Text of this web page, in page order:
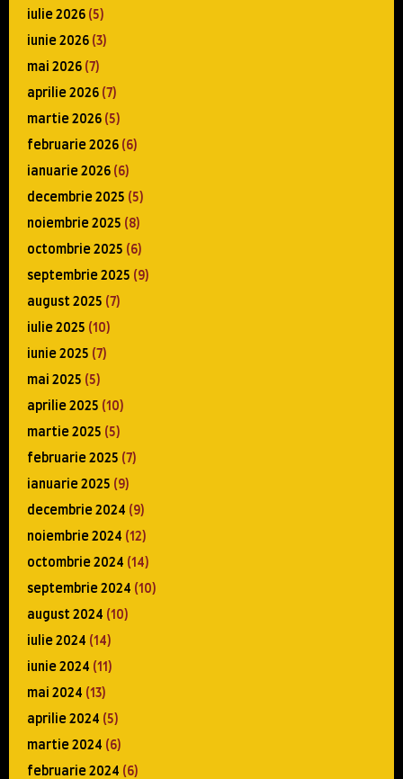
iulie 2026 (5)
iunie 2026 (3)
mai 2026 (7)
aprilie 2026 (7)
martie 2026 (5)
februarie 2026 (6)
ianuarie 2026 (6)
decembrie 2025 (5)
noiembrie 2025 (8)
octombrie 2025 (6)
septembrie 2025 (9)
august 2025 (7)
iulie 2025 (10)
iunie 2025 (7)
mai 2025 (5)
aprilie 2025 (10)
martie 2025 (5)
februarie 2025 (7)
ianuarie 2025 (9)
decembrie 2024 (9)
noiembrie 2024 (12)
octombrie 2024 (14)
septembrie 2024 (10)
august 2024 (10)
iulie 2024 (14)
iunie 2024 (11)
mai 2024 (13)
aprilie 2024 (5)
martie 2024 (6)
februarie 2024 (6)